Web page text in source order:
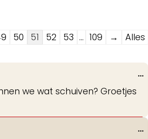
50 51 52 53 ... 109 →
Alles
we wat schuiven? Groetjes
...
...